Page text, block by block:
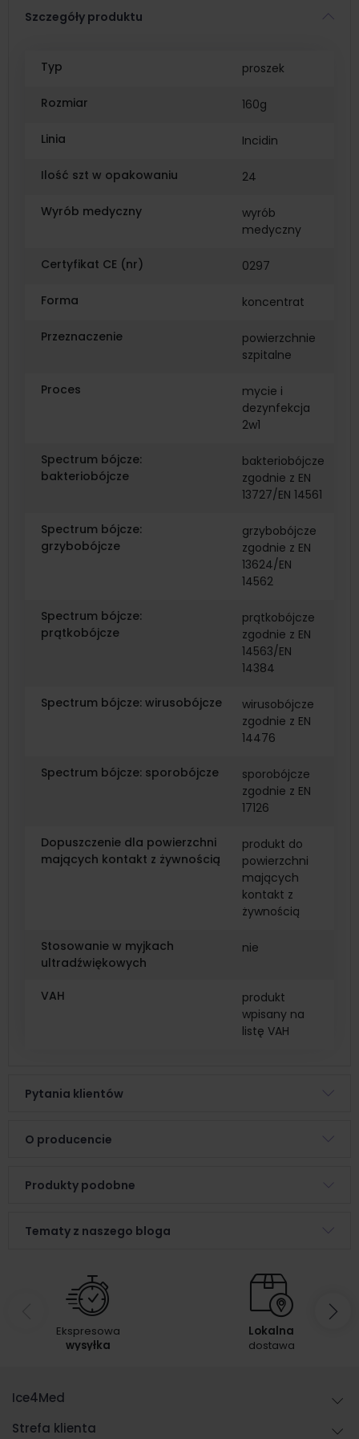
Szczegóły produktu
Typ proszek
Rozmiar 160g
Linia Incidin
Ilość szt w opakowaniu 24
Wyrób medyczny
wyrób
medyczny
Certyfikat CE (nr) 0297
Forma koncentrat
Przeznaczenie
powierzchnie
szpitalne
Proces
mycie i
dezynfekcja
2w1
Spectrum bójcze:
bakteriobójcze
bakteriobójcze
zgodnie z EN
13727/EN 14561
Spectrum bójcze:
grzybobójcze
grzybobójcze
zgodnie z EN
13624/EN
14562
Spectrum bójcze:
prątkobójcze
prątkobójcze
zgodnie z EN
14563/EN
14384
Spectrum bójcze: wirusobójcze
wirusobójcze
zgodnie z EN
14476
Spectrum bójcze: sporobójcze
sporobójcze
zgodnie z EN
17126
Dopuszczenie dla powierzchni
mających kontakt z żywnością
produkt do
powierzchni
mających
kontakt z
żywnością
Stosowanie w myjkach
ultradźwiękowych
nie
VAH
produkt
wpisany na
listę VAH
Pytania klientów
O producencie
Produkty podobne
Tematy z naszego bloga
Ekspresowa
wysyłka
Lokalna
dostawa
Ice4Med
Strefa klienta